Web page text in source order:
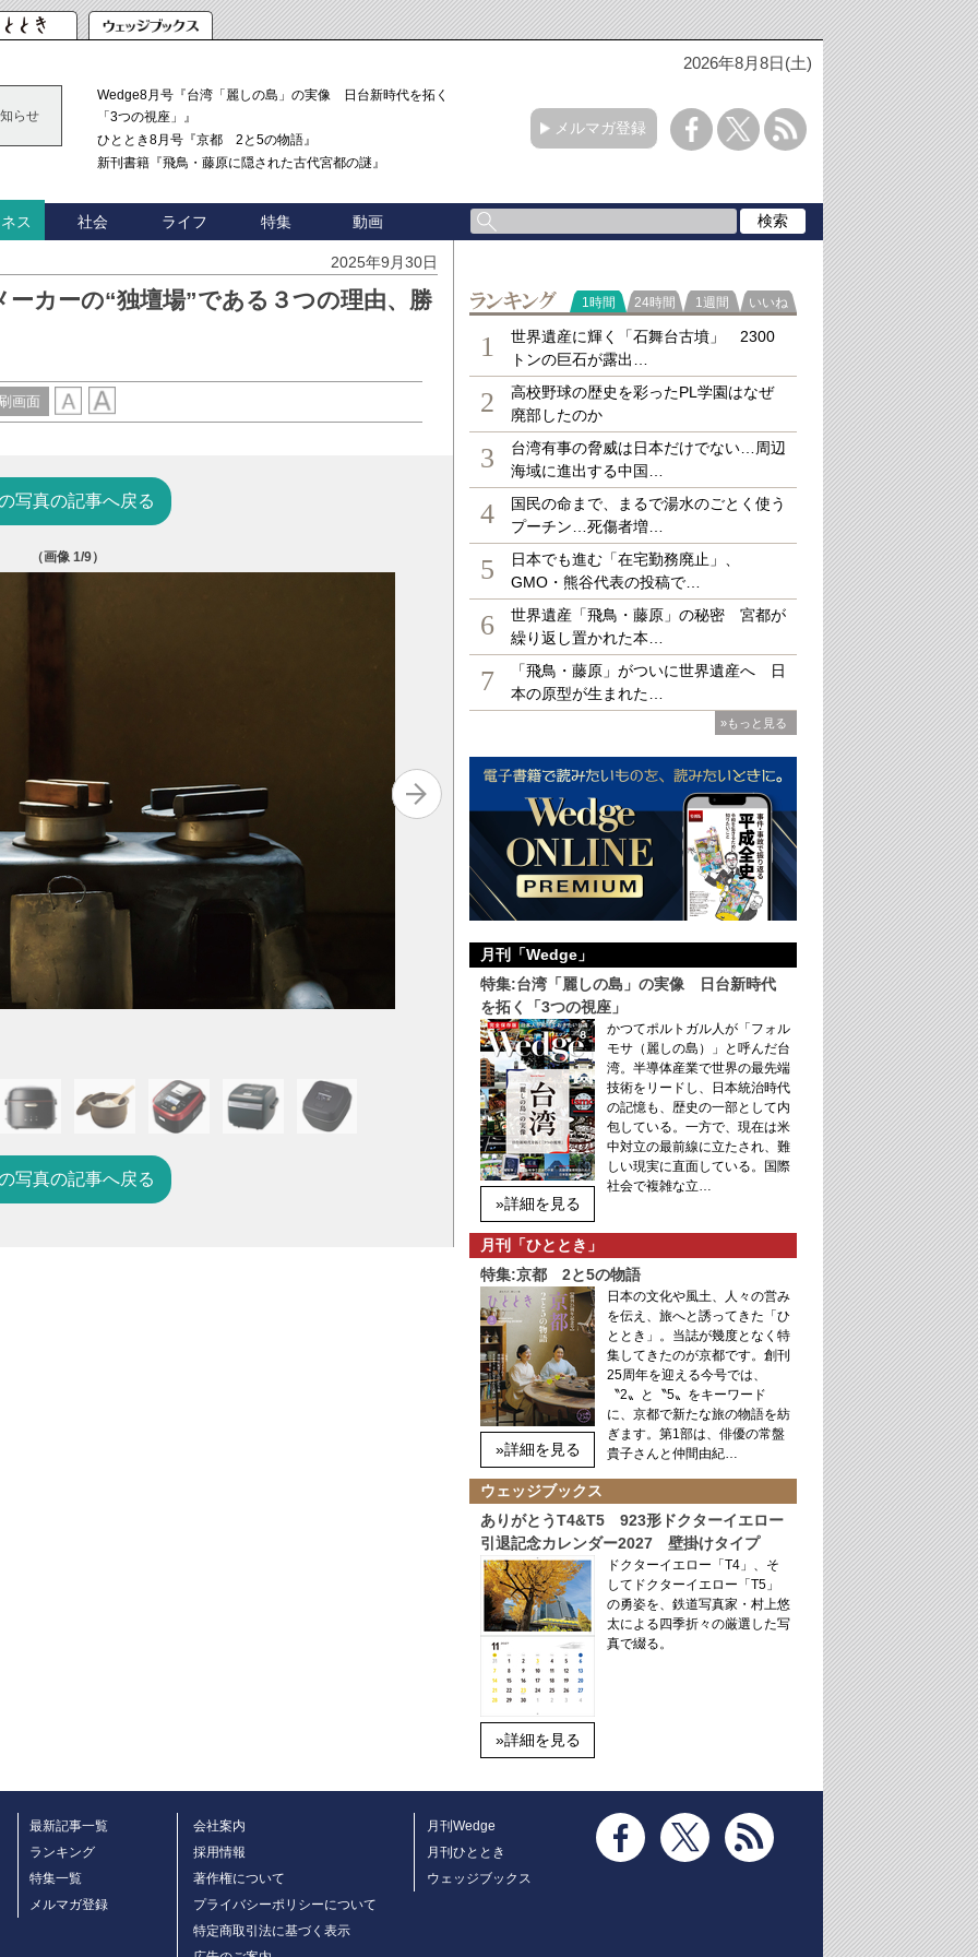
2026年8月8日(土)
らせ
Wedge8月号『台湾「麗しの島」の実像 日台新時代を拓く
「3つの視座」』
ひととき8月号『京都 2と5の物語』
新刊書籍『飛鳥・藤原に隠された古代宮都の謎』
メルマガ登録
ス 社会 ライフ 特集 動画
2025年9月30日
ーカーの“独壇場”である３つの理由、勝
画面
写真の記事へ戻る
（画像1/9）
1955年に東芝が発売した自動式電気釜「ER-4」（TOSHIBA）
写真の記事へ戻る
ラ
1時間 24時間 1週間 いいね
1
世界遺産に輝く「石舞台古墳」 2300
トンの巨石が露出…
2
高校野球の歴史を彩ったPL学園はなぜ
廃部したのか
3
台湾有事の脅威は日本だけでない…周辺
海域に進出する中国…
4
国民の命まで、まるで湯水のごとく使う
プーチン…死傷者増…
5
日本でも進む「在宅勤務廃止」、
GMO・熊谷代表の投稿で…
6
世界遺産「飛鳥・藤原」の秘密 宮都が
繰り返し置かれた本…
7
「飛鳥・藤原」がついに世界遺産へ 日
本の原型が生まれた…
»もっと見る
月刊「Wedge」
特集:台湾「麗しの島」の実像 日台新時代
を拓く「3つの視座」
»詳細を見る
かつてポルトガル人が「フォル
モサ（麗しの島）」と呼んだ台
湾。半導体産業で世界の最先端
技術をリードし、日本統治時代
の記憶も、歴史の一部として内
包している。一方で、現在は米
中対立の最前線に立たされ、難
しい現実に直面している。国際
社会で複雑な立…
月刊「ひととき」
特集:京都 2と5の物語
»詳細を見る
日本の文化や風土、人々の営み
を伝え、旅へと誘ってきた「ひ
ととき」。当誌が幾度となく特
集してきたのが京都です。創刊
25周年を迎える今号では、
〝2〟と〝5〟をキーワード
に、京都で新たな旅の物語を紡
ぎます。第1部は、俳優の常盤
貴子さんと仲間由紀…
ウェッジブックス
ありがとうT4&T5 923形ドクターイエロー
引退記念カレンダー2027 壁掛けタイプ
»詳細を見る
ドクターイエロー「T4」、そ
してドクターイエロー「T5」
の勇姿を、鉄道写真家・村上悠
太による四季折々の厳選した写
真で綴る。
最新記事一覧
ランキング
特集一覧
メルマガ登録
会社案内
採用情報
著作権について
プライバシーポリシーについて
特定商取引法に基づく表示
月刊Wedge
月刊ひととき
ウェッジブックス